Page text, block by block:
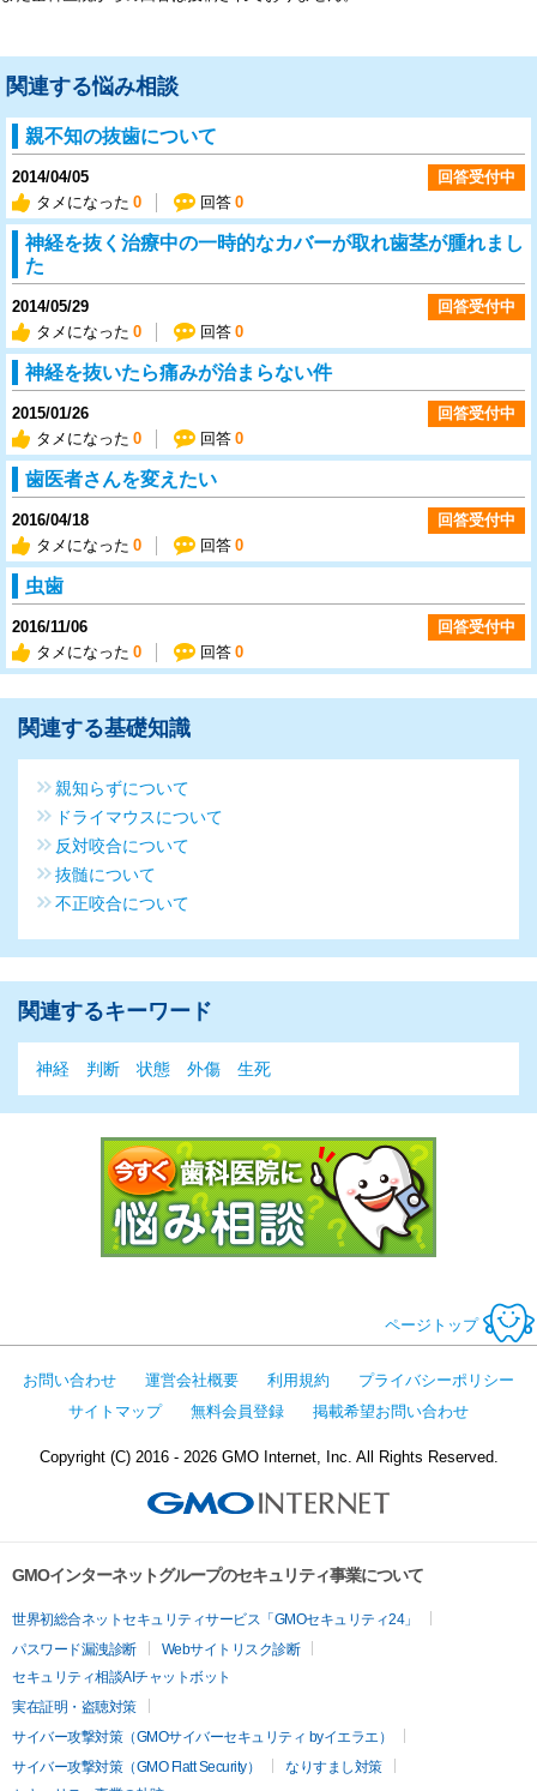
関連する悩み相談
親不知の抜歯について
2014/04/05
タメになった 0 回答 0
回答受付中
神経を抜く治療中の一時的なカバーが取れ歯茎が腫れまし
た
2014/05/29
タメになった 0 回答 0
回答受付中
神経を抜いたら痛みが治まらない件
2015/01/26
タメになった 0 回答 0
回答受付中
歯医者さんを変えたい
2016/04/18
タメになった 0 回答 0
回答受付中
虫歯
2016/11/06
タメになった 0 回答 0
回答受付中
関連する基礎知識
親知らずについて
ドライマウスについて
反対咬合について
抜髄について
不正咬合について
関連するキーワード
神経 判断 状態 外傷 生死
ページトップ
お問い合わせ 運営会社概要 利用規約
プライバシーポリシー
サイトマップ
無料会員登録 掲載希望お問い合わせ
Copyright (C) 2016 - 2026 GMO Internet, Inc. All Rights Reserved.
GMOインターネットグループのセキュリティ事業について
世界初総合ネットセキュリティサービス「GMOセキュリティ24」
パスワード漏洩診断
Webサイトリスク診断
セキュリティ相談AIチャットボット
実在証明・盗聴対策
サイバー攻撃対策（GMOサイバーセキュリティ byイエラエ）
サイバー攻撃対策（GMO Flatt Security）
なりすまし対策